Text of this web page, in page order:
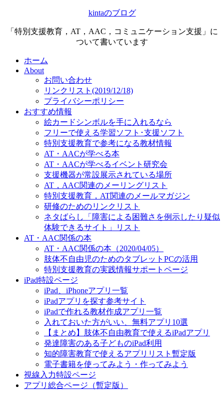
kintaのブログ
「特別支援教育，AT，AAC，コミュニケーション支援」に
ついて書いています
ホーム
About
お問い合わせ
リンクリスト(2019/12/18)
プライバシーポリシー
おすすめ情報
絵カードシンボルを手に入れるなら
フリーで使える学習ソフト･支援ソフト
特別支援教育で参考になる教材情報
AT・AACが学べる本
AT・AACが学べるイベント研究会
支援機器が常設展示されている場所
AT，AAC関連のメーリングリスト
特別支援教育，AT関連のメールマガジン
研修のためのリンクリスト
ネタばらし「障害による困難さを例示したり疑似
体験できるサイト」リスト
AT・AAC関係の本
AT・AAC関係の本（2020/04/05）
肢体不自由児のためのタブレットPCの活用
特別支援教育の実践情報サポートページ
iPad特設ページ
iPad、iPhoneアプリ一覧
iPadアプリを探す参考サイト
iPadで作れる教材作成アプリ一覧
入れておいた方がいい、無料アプリ10選
【まとめ】肢体不自由教育で使えるiPadアプリ
発達障害のある子どものiPad利用
知的障害教育で使えるアプリリスト暫定版
電子書籍を使ってみよう・作ってみよう
視線入力特設ページ
アプリ総合ページ（暫定版）